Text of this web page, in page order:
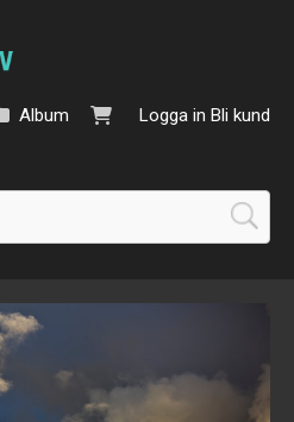
Logga in Bli kund
Album